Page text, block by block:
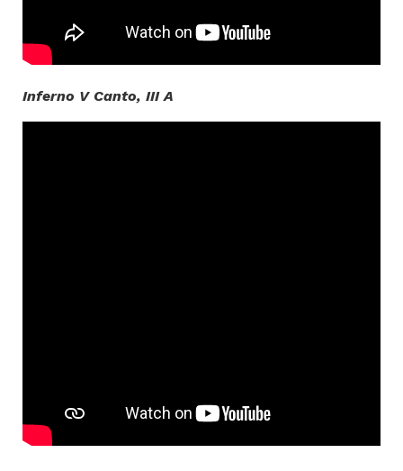
Inferno V Canto, III A